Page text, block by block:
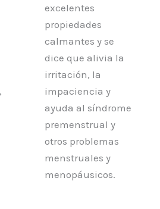
excelentes
propiedades
calmantes y se
dice que alivia la
irritación, la
impaciencia y
ayuda al síndrome
premenstrual y
otros problemas
menstruales y
menopáusicos.